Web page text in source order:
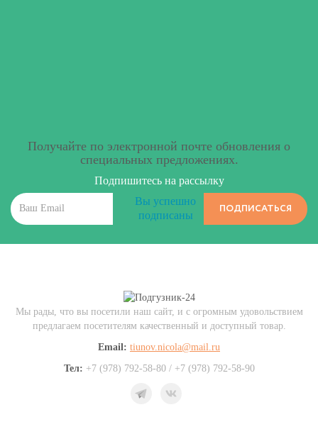
Получайте по электронной почте обновления о
специальных предложениях.
Подпишитесь на рассылку
Вы успешно
подписаны
ПОДПИСАТЬСЯ
Мы рады, что вы посетили наш сайт, и с огромным удовольствием
предлагаем посетителям качественный и доступный товар.
Email: tiunov.nicola@mail.ru
Тел: +7 (978) 792-58-80 / +7 (978) 792-58-90